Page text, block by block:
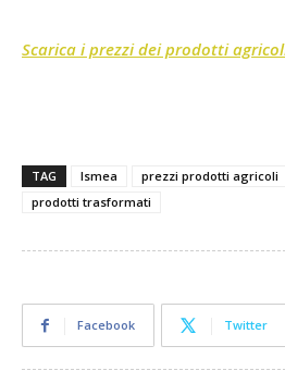
Scarica i prezzi dei prodotti
TAG Ismea prezzi prodotti agricoli
prodotti trasformati
Facebook Twitter